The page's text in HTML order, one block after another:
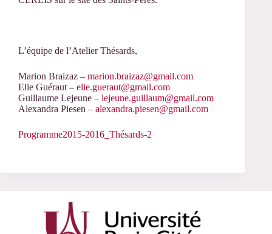
L’équipe de l’Atelier Thésards,
Marion Braizaz – marion.braizaz@gmail.com
Elie Guéraut – elie.gueraut@gmail.com
Guillaume Lejeune – lejeune.guillaum@gmail.com
Alexandra Piesen – alexandra.piesen@gmail.com
Programme2015-2016_Thésards-2